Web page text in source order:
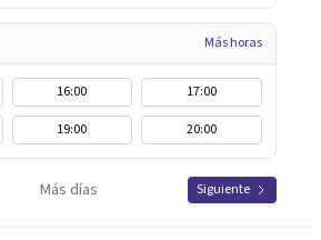
Más horas
16:00
17:00
19:00 20:00
Más días Siguiente